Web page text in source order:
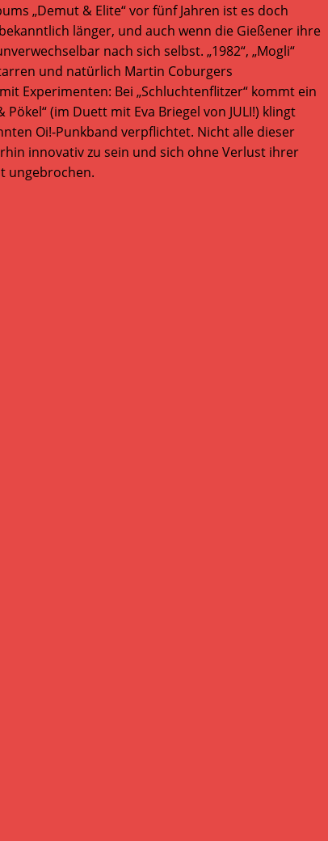
„Demut & Elite“ vor fünf Jahren ist es doch
länger, und auch wenn die Gießener ihre
nach sich selbst. „1982“, „Mogli“
und natürlich Martin Coburgers
Experimenten: Bei „Schluchtenflitzer“ kommt ein
(im Duett mit Eva Briegel von JULI!) klingt
Oi!-Punkband verpflichtet. Nicht alle dieser
innovativ zu sein und sich ohne Verlust ihrer
ungebrochen.